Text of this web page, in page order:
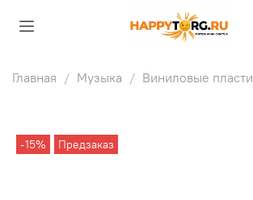
Главная Музыка Виниловые
-15% Предзаказ